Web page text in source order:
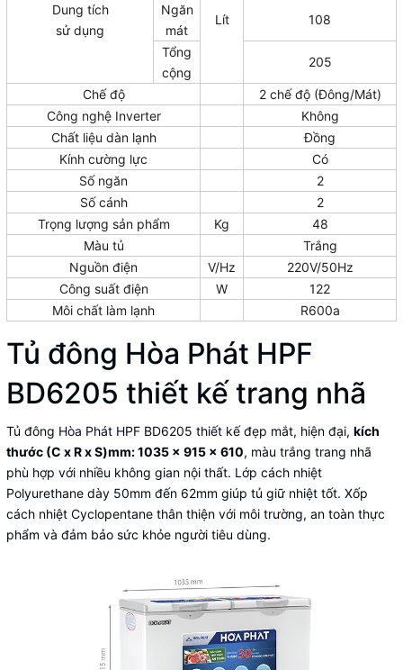
Dung tích
sử dụng
Lít
Ngăn
mát
108
Tổng
cộng
205
Chế độ
2 chế độ (Đông/Mát)
Công nghệ Inverter
Không
Chất liệu dàn lạnh
Đồng
Kính cường lực
Có
Số ngăn
2
Số cánh
2
Trọng lượng sản phẩm
Kg
48
Màu tủ
Trắng
Nguồn điện
V/Hz
220V/50Hz
Công suất điện
W
122
Môi chất làm lạnh
R600a
Tủ đông Hòa Phát HPF
BD6205 thiết kế trang nhã
Tủ đông Hòa Phát HPF BD6205 thiết kế đẹp mắt, hiện đại, kích
thước (C x R x S)mm: 1035 x 915 x 610, màu trắng trang nhã
phù hợp với nhiều không gian nội thất. Lớp cách nhiệt
Polyurethane dày 50mm đến 62mm giúp tủ giữ nhiệt tốt. Xốp
cách nhiệt Cyclopentane thân thiện với môi trường, an toàn thực
phẩm và đảm bảo sức khỏe người tiêu dùng.